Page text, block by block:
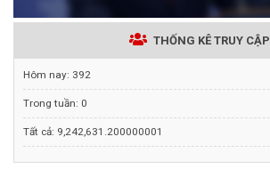
THỐNG KÊ TRUY CẬP
Hôm nay: 392
Trong tuần: 0
Tất cả: 9,242,631.200000001